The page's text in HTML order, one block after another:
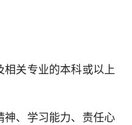
关专业的本科或以上
神、学习能力、责任心